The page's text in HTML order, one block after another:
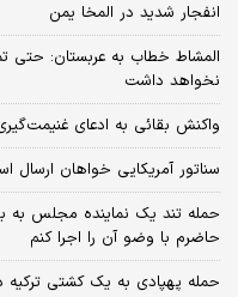
انفجار شدید در المخا یمن
المشاط خطاب به عربستان: حتی
نخواهد داشت
واکنش بقائی به ادعای
سناتور آمریکایی خواهان
حمله تند یک نماینده مجلس به
حاضرم با وضو آن را اجرا کنم
حمله پهپادی به یک کشتی ترکیه